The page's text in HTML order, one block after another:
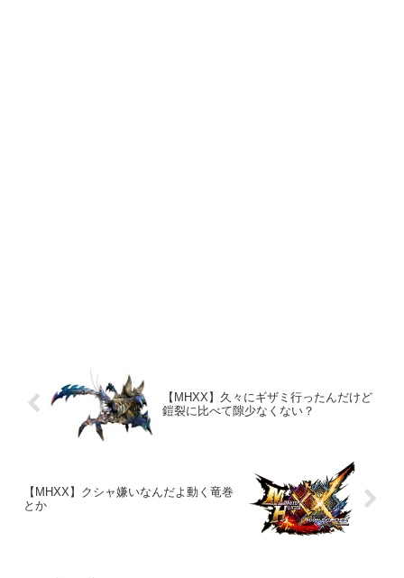
【MHXX】久々にギザミ行ったんだけど
鎧裂に比べて隙少なくない？
【MHXX】クシャ嫌いなんだよ動く竜巻
とか